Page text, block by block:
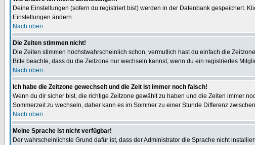
Deine Einstellungen (sofern du registriert bist) werden in der Datenbank gespeichert.
Einstellungen ändern
Nach oben
Die Zeiten stimmen nicht!
Die Zeiten stimmen höchstwahrscheinlich schon, vermutlich hast du einfach die
Bitte beachte, dass du die Zeitzone nur wechseln kannst, wenn du ein registriertes
Nach oben
Ich habe die Zeitzone gewechselt und die Zeit ist immer noch falsch!
Wenn du dir sicher bist, die richtige Zeitzone gewählt zu haben und die Zeiten immer
Sommerzeit zu wechseln, daher kann es im Sommer zu einer Stunde Differenz
Nach oben
Meine Sprache ist nicht verfügbar!
Der wahrscheinlichste Grund dafür ist, dass der Administrator die Sprache nicht